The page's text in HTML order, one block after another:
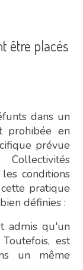
être placés
dans un
prohibée en
prévue
conditions
pratique
définies :
admis qu'un
est
un même